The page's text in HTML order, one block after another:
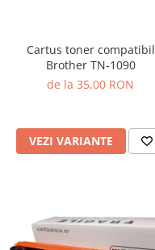
Cartus toner compatibil
Brother TN-1090
de la 35,00 RON
VEZI VARIANTE